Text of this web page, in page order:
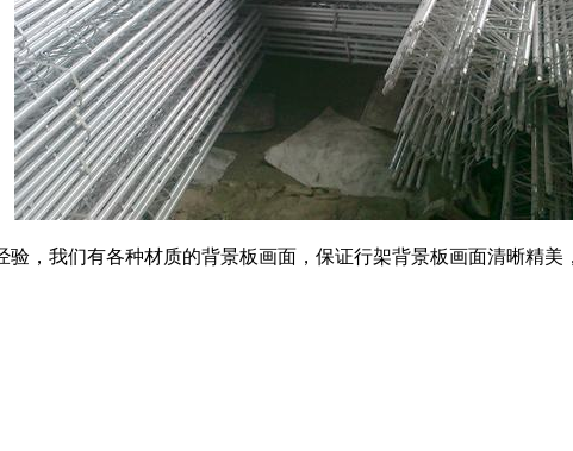
验，我们有各种材质的背景板画面，保证行架背景板画面清晰精美